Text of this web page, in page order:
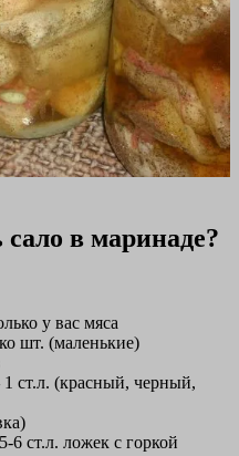
в маринаде?
у вас мяса
шт. (маленькие)
1 ст.л. (красный, черный,
5-6 ст.л. ложек с горкой